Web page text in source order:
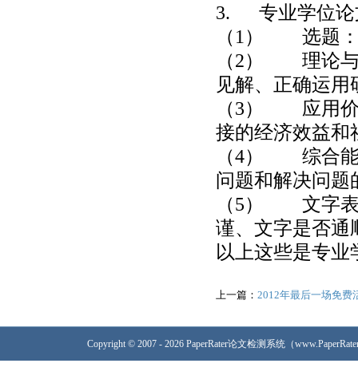
3. 专业学位论
（1） 选题：
（2） 理论与
见解、正确运用
（3） 应用价
接的经济效益和
（4） 综合能
问题和解决问题
（5） 文字表
谨、文字是否通
以上这些是专
上一篇： 2012年最后一场免费
Copyright © 2007 - 2026 PaperRater论文检测系统（